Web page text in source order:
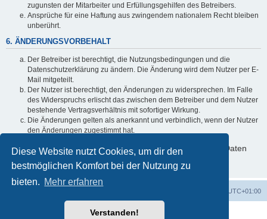
Diese Website nutzt Cookies, um dir den
bestmöglichen Komfort bei der Nutzung zu
bieten. Mehr erfahren
Verstanden!
zugunsten der Mitarbeiter und Erfüllungsgehilfen des Betreibers.
Ansprüche für eine Haftung aus zwingendem nationalem Recht bleiben
unberührt.
6. ÄNDERUNGSVORBEHALT
Der Betreiber ist berechtigt, die Nutzungsbedingungen und die
Datenschutzerklärung zu ändern. Die Änderung wird dem Nutzer per E-
Mail mitgeteilt.
Der Nutzer ist berechtigt, den Änderungen zu widersprechen. Im Falle
des Widerspruchs erlischt das zwischen dem Betreiber und dem Nutzer
bestehende Vertragsverhältnis mit sofortiger Wirkung.
Die Änderungen gelten als anerkannt und verbindlich, wenn der Nutzer
den Änderungen zugestimmt hat.
Informationen über den Umgang mit deinen persönlichen Daten
sind in der Datenschutzerklärung enthalten.
UTC+01:00
Powered byphpBB® Forum Software © phpBB Limited